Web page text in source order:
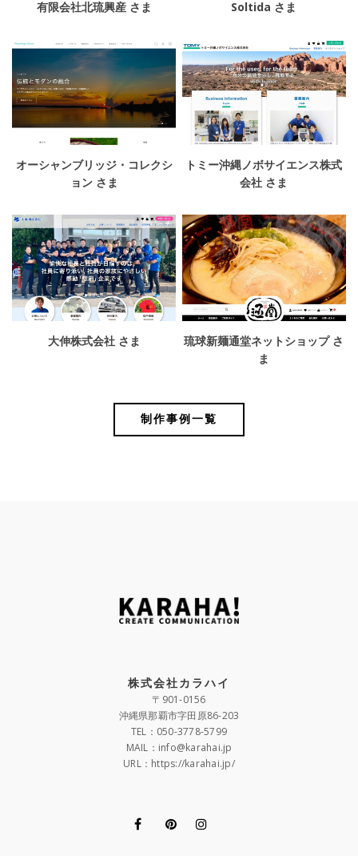
有限会社北琉興産 さま Soltida さま
オーシャンブリッジ・コレクシ
ョン さま
トミー沖縄ノボサイエンス株式
会社 さま
大伸株式会社 さま
琉球新麺通堂ネットショップ さ
ま
制作事例一覧
株式会社カラハイ
〒901-0156
沖縄県那覇市字田原86-203
TEL：050-3778-5799
MAIL：info@karahai.jp
URL：https://karahai.jp/